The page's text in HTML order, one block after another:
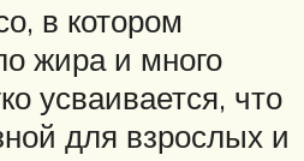
в котором
жира и много
усваивается, что
для взрослых и